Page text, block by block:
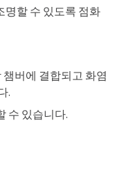
명할 수 있도록 점화
버에 결합되고 화염
.
수 있습니다.